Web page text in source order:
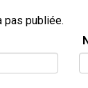
pas publiée.